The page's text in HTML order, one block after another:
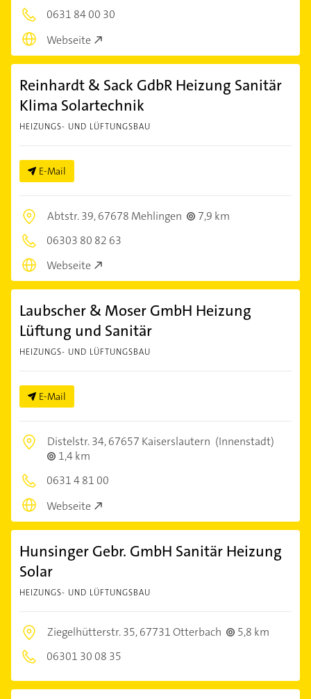
0631 84 00 30
Webseite
Reinhardt & Sack GdbR Heizung Sanitär
Klima Solartechnik
HEIZUNGS- UND LÜFTUNGSBAU
E-Mail
Abtstr. 39,67678 Mehlingen
7,9 km
06303 80 82 63
Webseite
Laubscher & Moser GmbH Heizung
Lüftung und Sanitär
HEIZUNGS- UND LÜFTUNGSBAU
E-Mail
Distelstr. 34,67657 Kaiserslautern (Innenstadt)
1,4 km
0631 4 81 00
Webseite
Hunsinger Gebr. GmbH Sanitär Heizung
Solar
HEIZUNGS- UND LÜFTUNGSBAU
Ziegelhütterstr. 35,67731 Otterbach
5,8 km
06301 30 08 35